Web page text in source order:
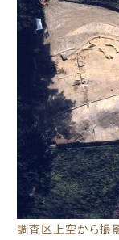
調査区上空から撮